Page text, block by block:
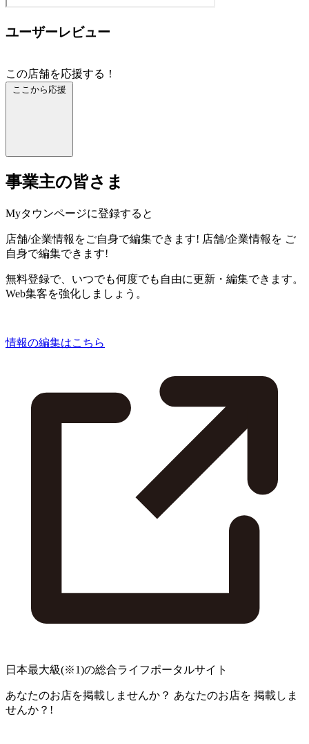
ユーザーレビュー
この店舗を応援する！
ここから応援
事業主の皆さま
Myタウンページに登録すると
店舗/企業情報をご自身で編集できます! 店舗/企業情報を ご
自身で編集できます!
無料登録で、いつでも何度でも自由に更新・編集できます。
Web集客を強化しましょう。
情報の編集はこちら
日本最大級(※1)の総合ライフポータルサイト
あなたのお店を掲載しませんか？ あなたのお店を 掲載しま
せんか？!